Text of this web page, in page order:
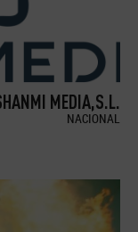
MEDIA,S.L.
NACIONAL